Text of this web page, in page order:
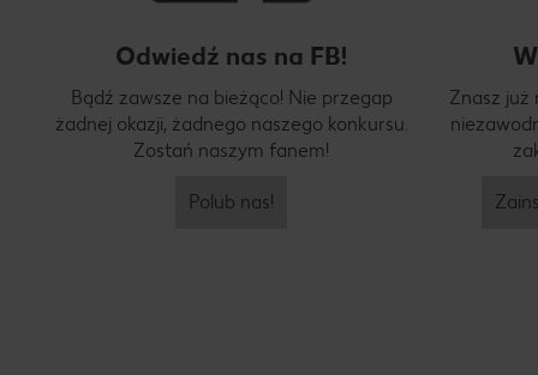
Odwiedź nas na FB!
Bądź zawsze na bieżąco! Nie przegap
żadnej okazji, żadnego naszego konkursu.
Zostań naszym fanem!
Polub nas!
Znasz już